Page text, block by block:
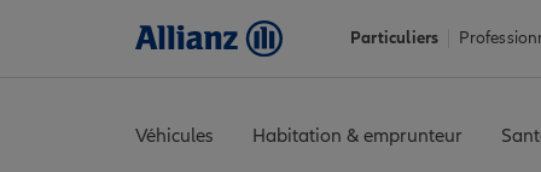
Particuliers
Véhicules Habitation & emprunteur